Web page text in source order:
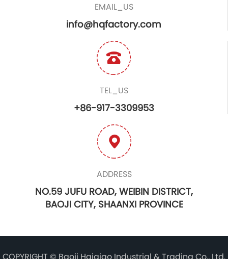
EMAIL_US
info@hqfactory.com
TEL_US
+86-917-3309953
ADDRESS
NO.59 JUFU ROAD, WEIBIN DISTRICT,
BAOJI CITY, SHAANXI PROVINCE
COPYRIGHT © Baoji Haiqiao Industrial & Trading Co., Ltd.